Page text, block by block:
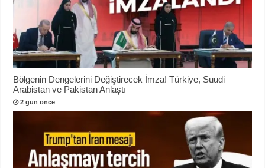
Bölgenin Dengelerini Değiştirecek İmza! Türkiye, Suudi
Arabistan ve Pakistan Anlaştı
2 gün önce